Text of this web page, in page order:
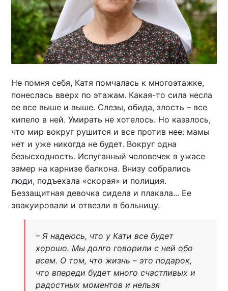
Не помня себя, Катя помчалась к многоэтажке,
понеслась вверх по этажам. Какая-то сила несла
ее все выше и выше. Слезы, обида, злость – все
кипело в ней. Умирать не хотелось. Но казалось,
что мир вокруг рушится и все против нее: мамы
нет и уже никогда не будет. Вокруг одна
безысходность. Испуганный человечек в ужасе
замер на карнизе балкона. Внизу собрались
люди, подъехала «скорая» и полиция.
Беззащитная девочка сидела и плакала... Ее
эвакуировали и отвезли в больницу.
– Я надеюсь, что у Кати все будет
хорошо. Мы долго говорили с ней обо
всем. О том, что жизнь – это подарок,
что впереди будет много счастливых и
радостных моментов и нельзя